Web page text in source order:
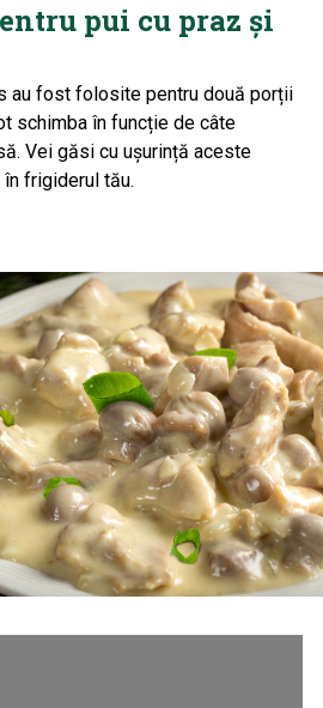
pui cu praz și
au fost folosite pentru două porții
schimba în funcție de câte
Vei găsi cu ușurință aceste
frigiderul tău.